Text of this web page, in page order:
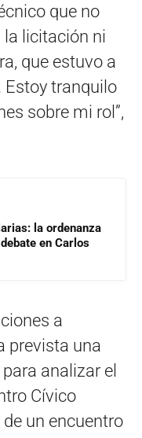
que no
la licitación ni
que estuvo a
Estoy tranquilo
sobre mi rol”,
la ordenanza
en Carlos
a
prevista una
analizar el
Cívico
un encuentro